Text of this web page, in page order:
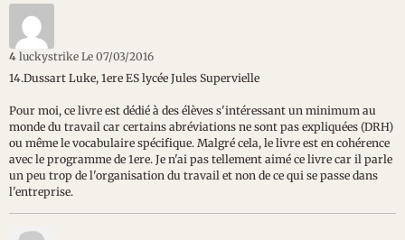
4 luckystrike Le 07/03/2016
14.Dussart Luke, 1ere ES lycée Jules Supervielle
Pour moi, ce livre est dédié à des élèves s'intéressant un minimum au
monde du travail car certains abréviations ne sont pas expliquées (DRH)
ou même le vocabulaire spécifique. Malgré cela, le livre est en cohérence
avec le programme de 1ere. Je n'ai pas tellement aimé ce livre car il parle
un peu trop de l'organisation du travail et non de ce qui se passe dans
l'entreprise.